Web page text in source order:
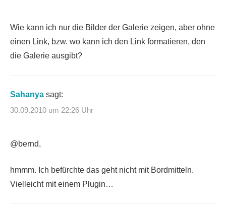
Wie kann ich nur die Bilder der Galerie zeigen, aber ohne
einen Link, bzw. wo kann ich den Link formatieren, den
die Galerie ausgibt?
Sahanya sagt:
30.09.2010 um 22:26 Uhr
@bernd,
hmmm. Ich befürchte das geht nicht mit Bordmitteln.
Vielleicht mit einem Plugin…